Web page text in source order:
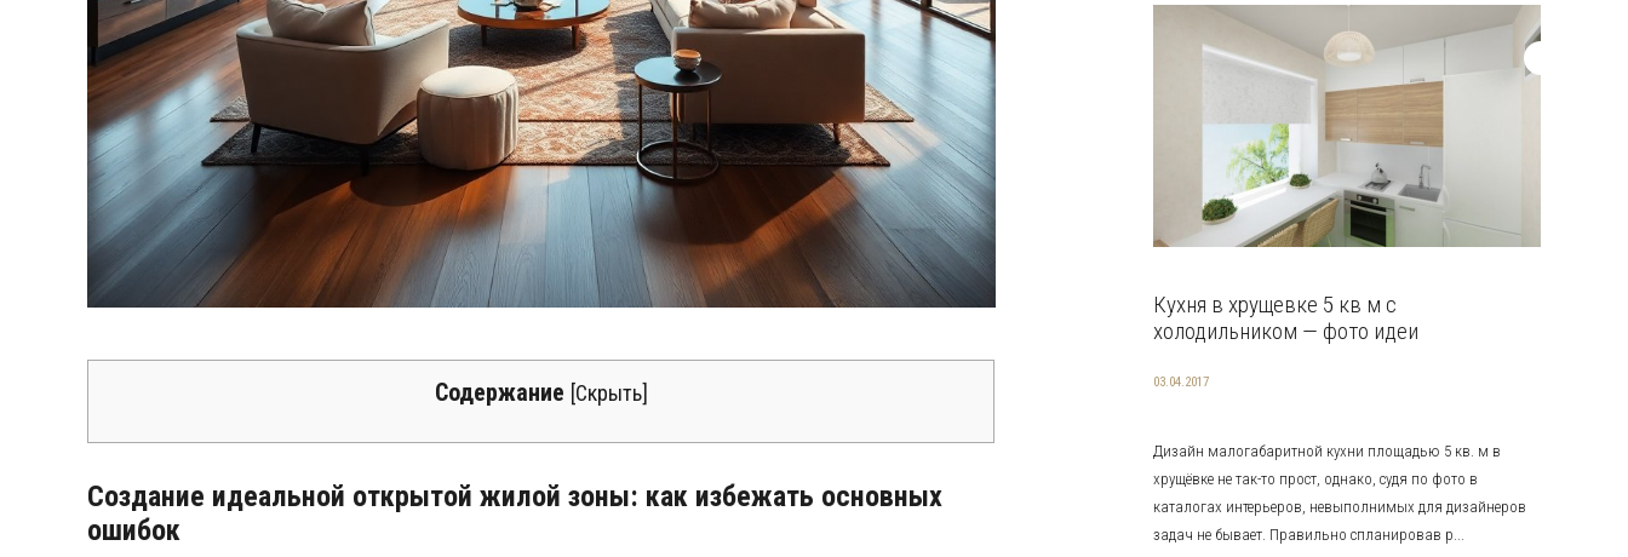
Содержание [Скрыть]
Создание идеальной открытой жилой зоны: как избежать основных
ошибок
Кухня в хрущевке 5 кв м с
холодильником — фото идеи
03.04.2017
Дизайн малогабаритной кухни площадью 5 кв. м в
хрущёвке не так-то прост, однако, судя по фото в
каталогах интерьеров, невыполнимых для дизайнеров
задач не бывает. Правильно спланировав р...